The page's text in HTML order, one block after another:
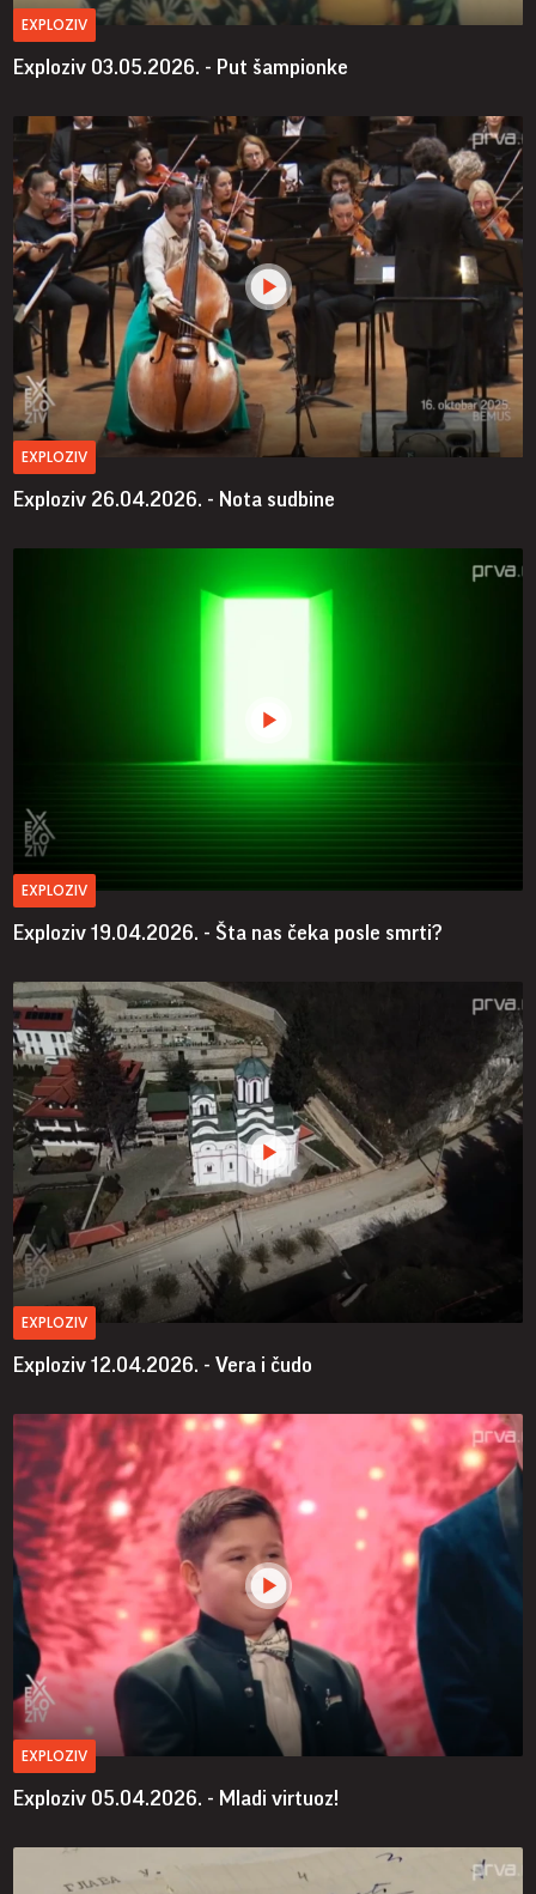
EXPLOZIV
Exploziv 03.05.2026. - Put šampionke
EXPLOZIV
Exploziv 26.04.2026. - Nota sudbine
EXPLOZIV
Exploziv 19.04.2026. - Šta nas čeka posle smrti?
EXPLOZIV
Exploziv 12.04.2026. - Vera i čudo
EXPLOZIV
Exploziv 05.04.2026. - Mladi virtuoz!